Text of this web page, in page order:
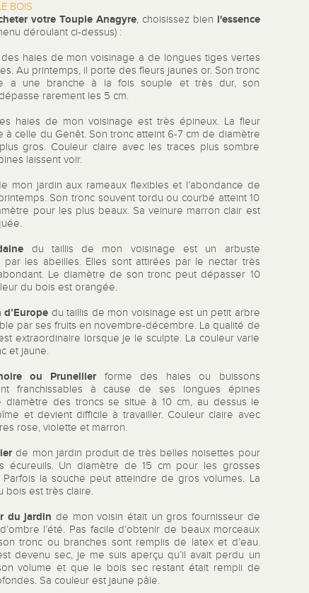
BOIS
votre Toupie Anagyre, choisissez bien l'essence
déroulant ci-dessus) :
des haies de mon voisinage a de longues tiges vertes
Au printemps, il porte des fleurs jaunes or. Son tronc
a une branche à la fois souple et très dur, son
rarement les 5 cm.
haies de mon voisinage est très épineux. La fleur
à celle du Genêt. Son tronc atteint 6-7 cm de diamètre
gros. Couleur claire avec les traces plus sombre
laissent voir.
mon jardin aux rameaux flexibles et l’abondance de
Son tronc souvent tordu ou courbé atteint 10
pour les plus beaux. Sa veinure marron clair est
du taillis de mon voisinage est un arbuste
par les abeilles. Elles sont attirées par le nectar très
Le diamètre de son tronc peut dépasser 10
du bois est orangée.
d’Europe du taillis de mon voisinage est un petit arbre
par ses fruits en novembre-décembre. La qualité de
extraordinaire lorsque je le sculpte. La couleur varie
et jaune.
ou Prunellierforme des haies ou buissons
franchissables à cause de ses longues épines
diamètre des troncs se situe à 10 cm, au dessus le
et devient difficile à travailler. Couleur claire avec
rose, violette et marron.
de mon jardin produit de très belles noisettes pour
écureuils. Un diamètre de 15 cm pour les grosses
Parfois la souche peut atteindre de gros volumes. La
bois est très claire.
du jardin de mon voisin était un gros fournisseur de
l’été. Pas facile d’obtenir de beaux morceaux
tronc ou branches sont remplis de latex et d’eau.
devenu sec, je me suis aperçu qu’il avait perdu un
volume et que le bois sec restant était rempli de
Sa couleur est jaune pâle.